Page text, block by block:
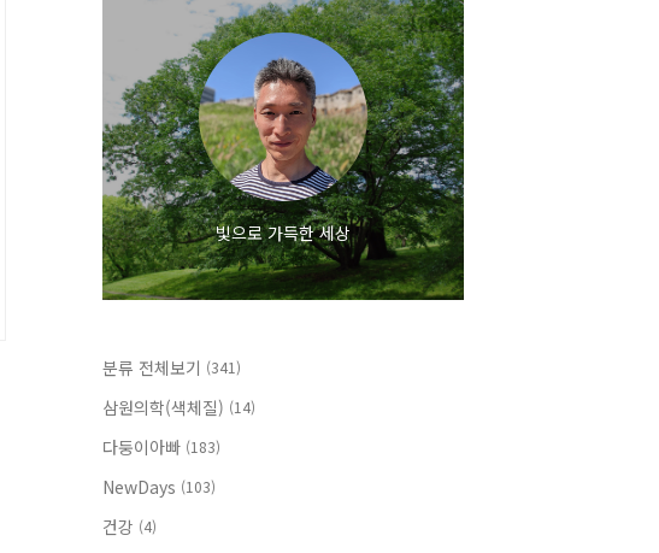
빛으로 가득한 세상
분류 전체보기 (341)
삼원의학(색체질) (14)
다둥이아빠 (183)
NewDays (103)
건강 (4)